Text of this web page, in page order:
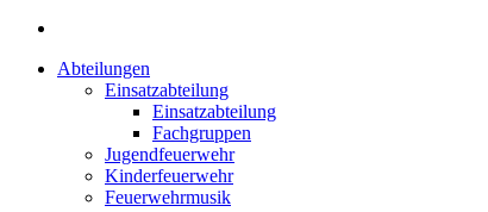
Abteilungen
Einsatzabteilung
Einsatzabteilung
Fachgruppen
Jugendfeuerwehr
Kinderfeuerwehr
Feuerwehrmusik